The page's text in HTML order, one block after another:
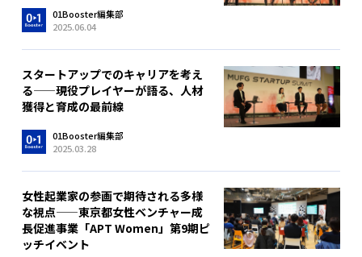
01Booster編集部
2025.06.04
スタートアップでのキャリアを考え
る——現役プレイヤーが語る、人材
獲得と育成の最前線
01Booster編集部
2025.03.28
女性起業家の参画で期待される多様
な視点——東京都女性ベンチャー成
長促進事業「APT Women」第9期ピ
ッチイベント